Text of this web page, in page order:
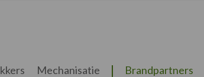
Mechanisatie Brandpartners